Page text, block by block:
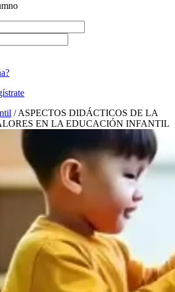
/ASPECTOS DIDÁCTICOS DE LA
EN LA EDUCACIÓN INFANTIL